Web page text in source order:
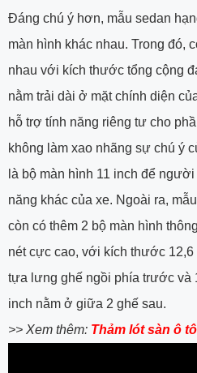
Đáng chú ý hơn, mẫu sedan
màn hình khác nhau. Trong đó,
nhau với kích thước tổng cộng
nằm trải dài ở mặt chính diện
hỗ trợ tính năng riêng tư cho
không làm xao nhãng sự chú ý
là bộ màn hình 11 inch để
năng khác của xe. Ngoài ra,
còn có thêm 2 bộ màn hình
nét cực cao, với kích thước
tựa lưng ghế ngồi phía trước và
inch nằm ở giữa 2 ghế sau.
>> Xem thêm: Thảm lót sàn ô